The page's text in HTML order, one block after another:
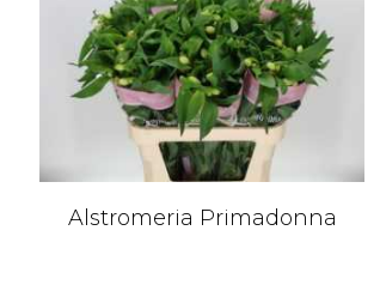
Alstromeria Primadonna